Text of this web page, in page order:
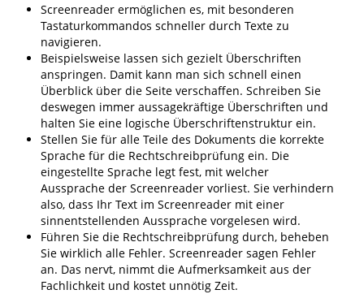
Screenreader ermöglichen es, mit besonderen
Tastaturkommandos schneller durch Texte zu
navigieren.
Beispielsweise lassen sich gezielt Überschriften
anspringen. Damit kann man sich schnell einen
Überblick über die Seite verschaffen. Schreiben Sie
deswegen immer aussagekräftige Überschriften und
halten Sie eine logische Überschriftenstruktur ein.
Stellen Sie für alle Teile des Dokuments die korrekte
Sprache für die Rechtschreibprüfung ein. Die
eingestellte Sprache legt fest, mit welcher
Aussprache der Screenreader vorliest. Sie verhindern
also, dass Ihr Text im Screenreader mit einer
sinnentstellenden Aussprache vorgelesen wird.
Führen Sie die Rechtschreibprüfung durch, beheben
Sie wirklich alle Fehler. Screenreader sagen Fehler
an. Das nervt, nimmt die Aufmerksamkeit aus der
Fachlichkeit und kostet unnötig Zeit.